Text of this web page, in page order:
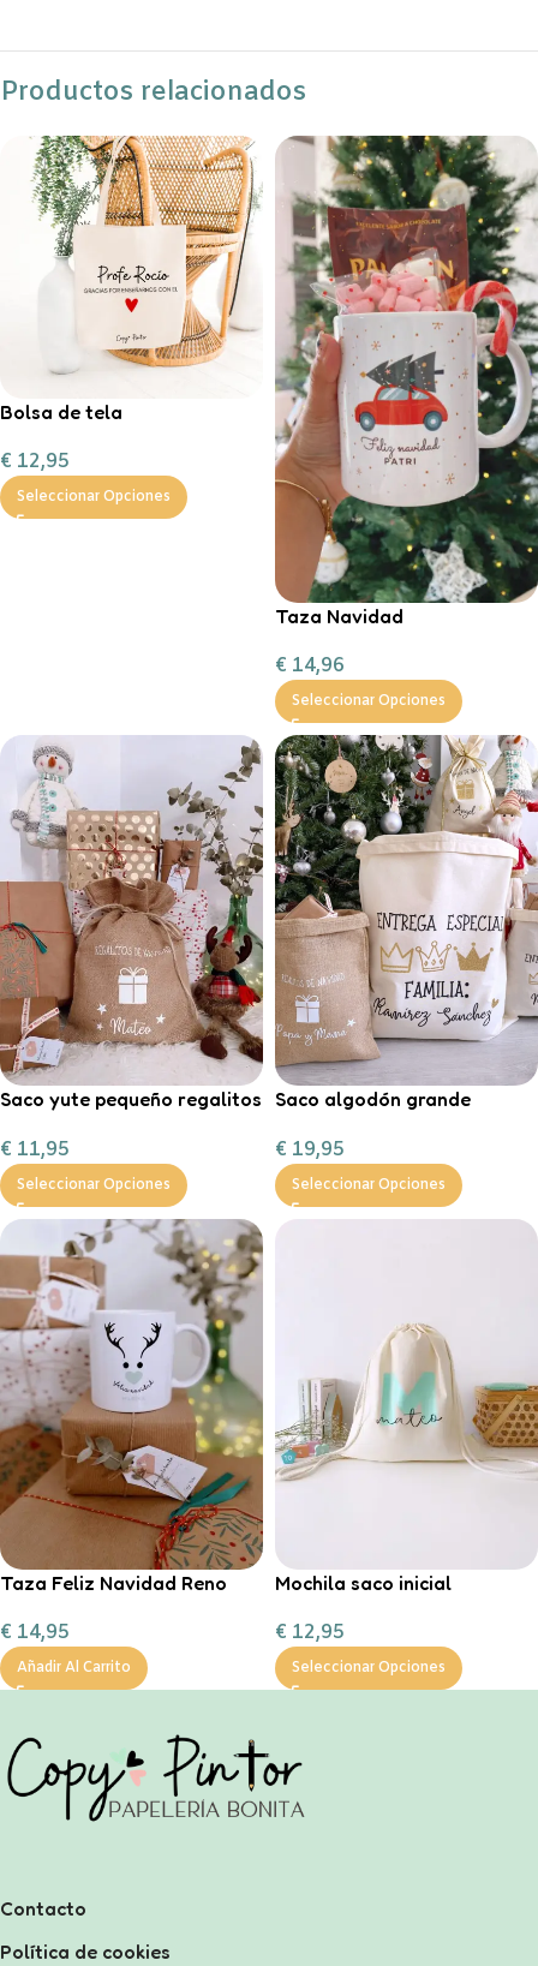
Productos relacionados
Bolsa de tela
€ 12,95
Seleccionar Opciones
Taza Navidad
chocolate a la taza, nubes y
bastón de caramelo
€ 14,96
Seleccionar Opciones
Saco yute pequeño regalitos
€ 11,95
Seleccionar Opciones
Saco algodón grande
Magos”
€ 19,95
Seleccionar Opciones
Taza Feliz Navidad Reno
personalizable con
chocolate a la taza, nub
€ 14,95
Añadir Al Carrito
Mochila saco inicial
€ 12,95
Seleccionar Opciones
Contacto
Política de cookies